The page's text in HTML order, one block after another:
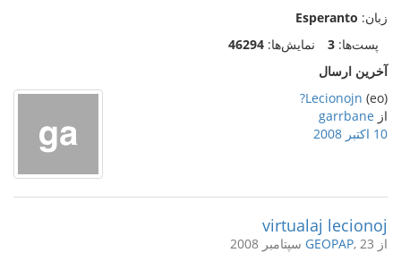
زبان: Esperanto
پست‌ها: 3 نمایش‌ها: 46294
آخرین ارسال
(eo)
Lecionojn?
از garrbane
10 اکتبر 2008
virtualaj lecionoj
از GEOPAP, 23 سپتامبر 2008